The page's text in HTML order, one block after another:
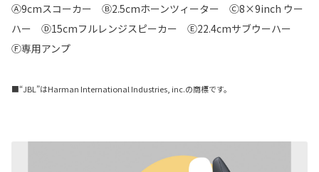
Ⓐ9cmスコーカー Ⓑ2.5cmホーンツィーター Ⓒ8×9inch ウー
ハー Ⓓ15cmフルレンジスピーカー Ⓔ22.4cmサブウーハー
Ⓕ専用アンプ
■“JBL”はHarman International Industries, inc.の商標です。